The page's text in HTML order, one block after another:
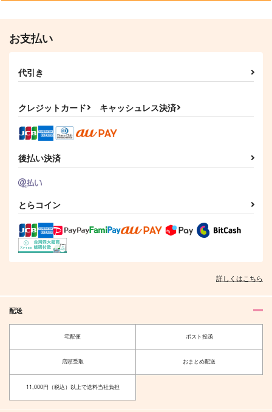
いずれ同じ鍵
865円 （税込）
杉元佐一×尾形百之助
サンプル
作品詳細
787円（税込）
杉元佐一 尾形百之助×杉元佐一
走れサイチ
サンプル
Banded Hands
お支払い
代引き
クレジットカード キャッシュレス決済
後払い決済
とらコイン
詳しくはこちら
配送
宅配便 ポスト投函
店頭受取 おまとめ配送
11,000円（税込）以上で送料当社負担